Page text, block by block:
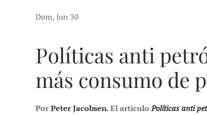
Dom, Jun 30
Políticas anti
más consumo de
PorPeter Jacobsen. El artículoPolíticas anti